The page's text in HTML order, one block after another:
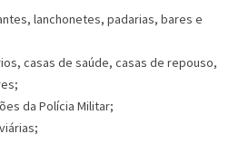
lanchonetes, padarias, bares e
casas de saúde, casas de repouso,
da Polícia Militar;